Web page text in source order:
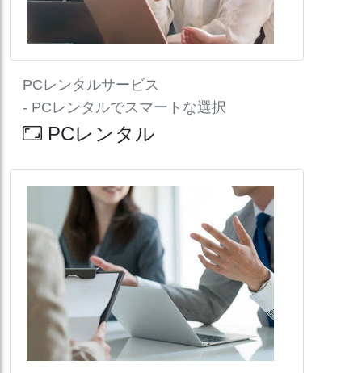
PCレンタルサービス
- PCレンタルでスマートな選択
PCレンタル